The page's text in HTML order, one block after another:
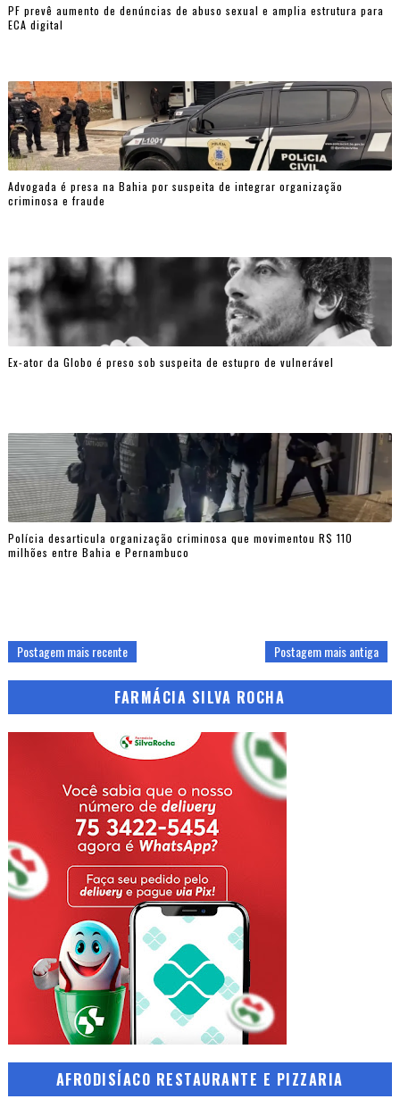
PF prevê aumento de denúncias de abuso sexual e amplia estrutura para
ECA digital
Advogada é presa na Bahia por suspeita de integrar organização
criminosa e fraude
Ex-ator da Globo é preso sob suspeita de estupro de vulnerável
Polícia desarticula organização criminosa que movimentou R$ 110
milhões entre Bahia e Pernambuco
Postagem mais recente Postagem mais antiga
FARMÁCIA SILVA ROCHA
AFRODISÍACO RESTAURANTE E PIZZARIA